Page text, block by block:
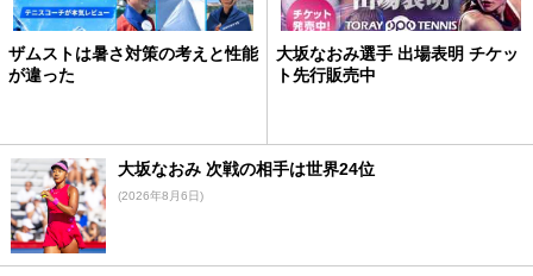
ザムストは暑さ対策の考えと性能
が違った
大坂なおみ選手 出場表明 チケッ
ト先行販売中
大坂なおみ 次戦の相手は世界24位
(2026年8月6日)